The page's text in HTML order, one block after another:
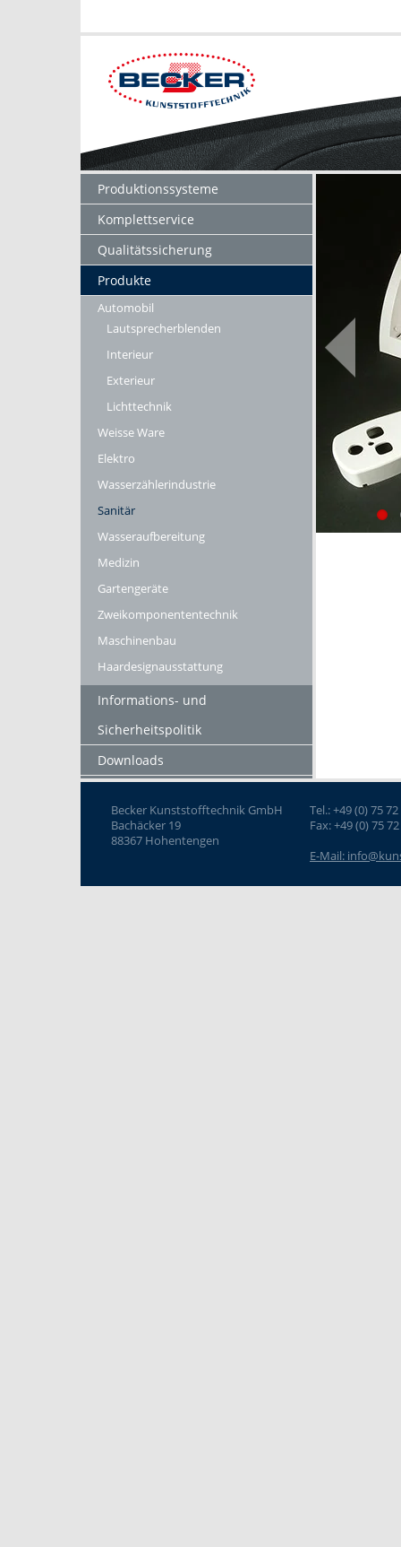
Produktionssysteme
Komplettservice
Qualitätssicherung
Produkte
Automobil
Lautsprecherblenden
Interieur
Exterieur
Lichttechnik
Weisse Ware
Elektro
Wasserzählerindustrie
Sanitär
Wasseraufbereitung
Medizin
Gartengeräte
Zweikomponententechnik
Maschinenbau
Haardesignausstattung
Informations- und
Sicherheitspolitik
Downloads
Becker Kunststofftechnik GmbH
Bachäcker 19
88367 Hohentengen
Tel.: +49 (0) 75
Fax: +49 (0) 75
E-Mail: